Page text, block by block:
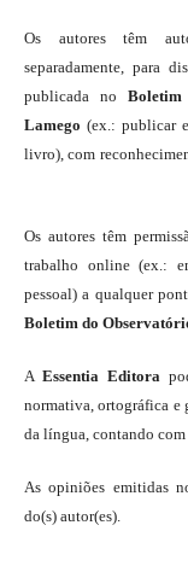
Os autores têm
separadamente, para
publicada no
Lamego (ex.: publicar
livro), com
Os autores têm
trabalho online (ex.:
pessoal) a qualquer
Boletim do
A Essentia Editora
normativa, ortográfica e
da língua, contando com
As opiniões emitidas
do(s) autor(es).